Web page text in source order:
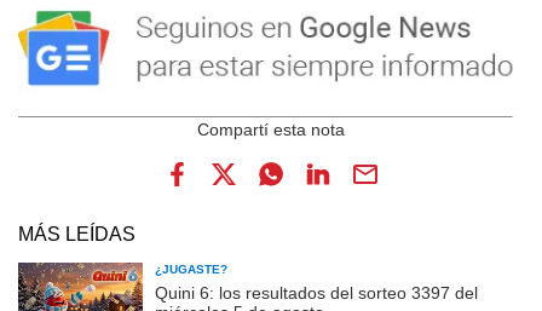
MÁS LEÍDAS
¿JUGASTE?
Quini 6: los resultados del sorteo 3397 del